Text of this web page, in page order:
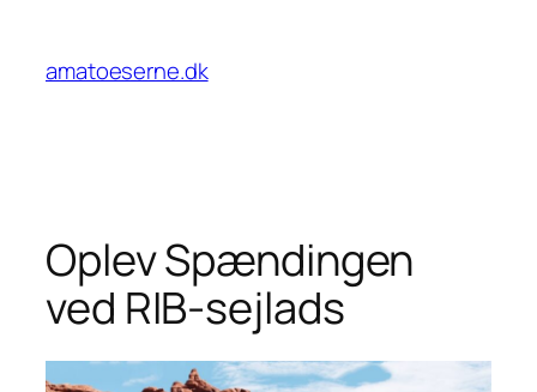
indhold
amatoeserne.dk
Oplev Spændingen
ved RIB-sejlads